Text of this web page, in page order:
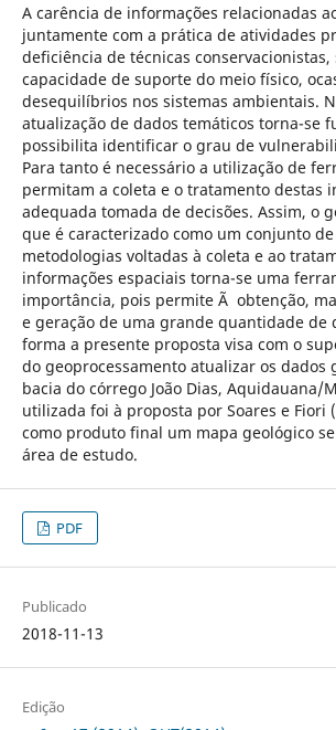
A carência de informações relacionadas
juntamente com a prática de atividades
deficiência de técnicas
capacidade de suporte do meio físico,
desequilíbrios nos sistemas ambientais.
atualização de dados temáticos torna-se
possibilita identificar o grau de
Para tanto é necessário a utilização de
permitam a coleta e o tratamento destas
adequada tomada de decisões. Assim, o
que é caracterizado como um conjunto
metodologias voltadas à coleta e ao
informações espaciais torna-se uma
importância, pois permite Ã obtenção,
e geração de uma grande quantidade de
forma a presente proposta visa com o
do geoprocessamento atualizar os dados
bacia do córrego João Dias, Aquidauana/
utilizada foi à proposta por Soares e Fiori
como produto final um mapa geológico
área de estudo.
PDF
Publicado
2018-11-13
Edição